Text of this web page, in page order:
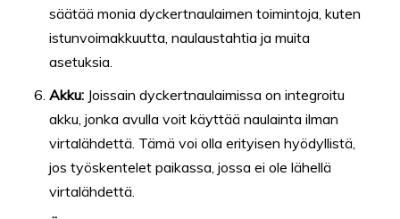
säätää monia dyckertnaulaimen toimintoja, kuten
istunvoimakkuutta, naulaustahtia ja muita
asetuksia.
Akku: Joissain dyckertnaulaimissa on integroitu
akku, jonka avulla voit käyttää naulainta ilman
virtalähdettä. Tämä voi olla erityisen hyödyllistä,
jos työskentelet paikassa, jossa ei ole lähellä
virtalähdettä.